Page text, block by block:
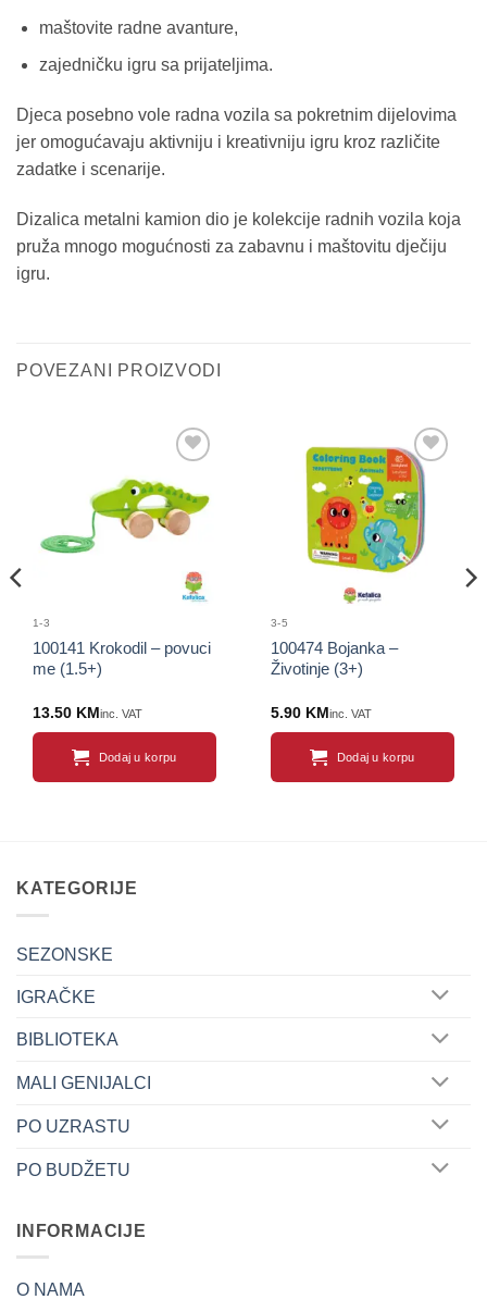
maštovite radne avanture,
zajedničku igru sa prijateljima.
Djeca posebno vole radna vozila sa pokretnim dijelovima
jer omogućavaju aktivniju i kreativniju igru kroz različite
zadatke i scenarije.
Dizalica metalni kamion dio je kolekcije radnih vozila koja
pruža mnogo mogućnosti za zabavnu i maštovitu dječiju
igru.
POVEZANI PROIZVODI
proizvod
1-3
100141 Krokodil – povuci
me (1.5+)
13.50 KM inc. VAT
Dodaj u korpu
Sačuvaj
proizvod
3-5
100474 Bojanka –
Životinje (3+)
5.90 KM inc. VAT
Dodaj u korpu
KATEGORIJE
SEZONSKE
IGRAČKE
BIBLIOTEKA
MALI GENIJALCI
PO UZRASTU
PO BUDŽETU
INFORMACIJE
O NAMA